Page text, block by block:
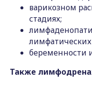
варикозном
стадиях;
лимфатических
беременности
Также